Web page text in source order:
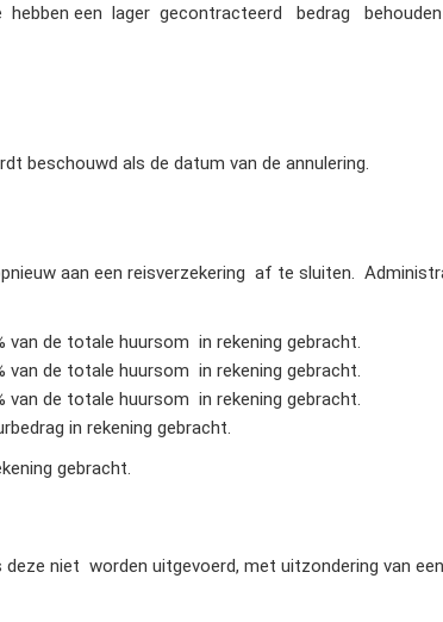
een lager gecontracteerd bedrag
beschouwd als de datum van de annulering.
aan een reisverzekering af te sluiten.
de totale huursom in rekening gebracht.
de totale huursom in rekening gebracht.
de totale huursom in rekening gebracht.
in rekening gebracht.
gebracht.
niet worden uitgevoerd, met uitzondering van